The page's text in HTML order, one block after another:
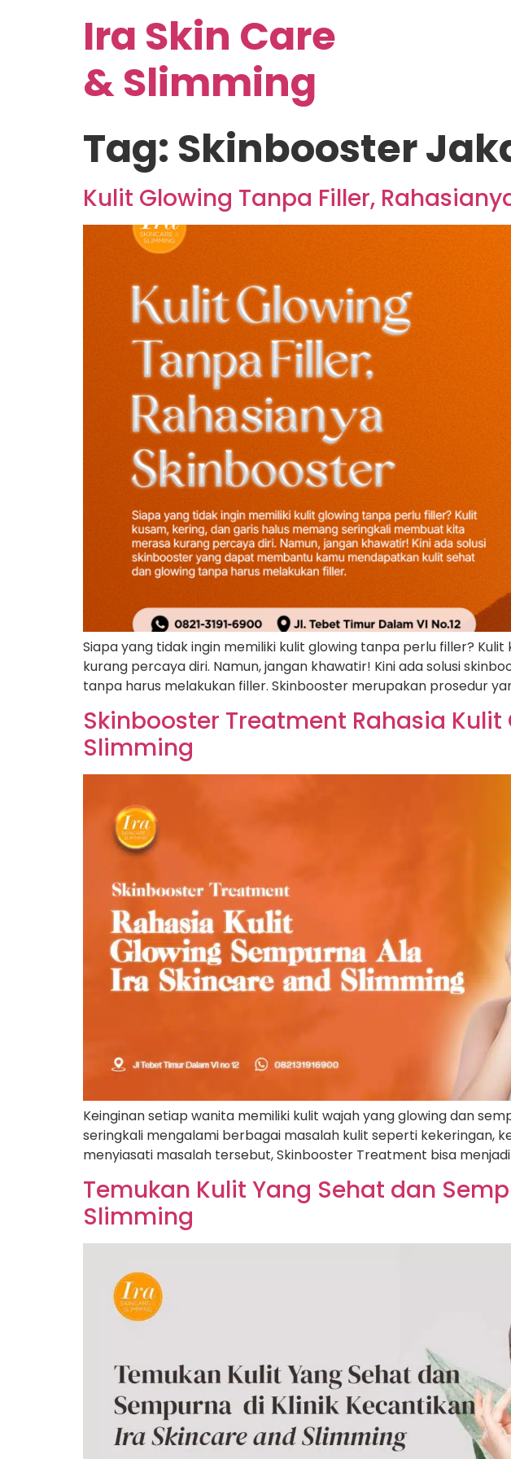
Ira Skin Care
& Slimming
Tag: Skinbooster
Kulit Glowing Tanpa Filler,
Siapa yang tidak ingin memiliki kulit glowing tanpa perlu filler?
kurang percaya diri. Namun, jangan khawatir! Kini ada solusi
tanpa harus melakukan filler. Skinbooster merupakan prosedur
Skinbooster Treatment Rahasia
Slimming
Keinginan setiap wanita memiliki kulit wajah yang glowing dan
seringkali mengalami berbagai masalah kulit seperti kekeringan,
menyiasati masalah tersebut, Skinbooster Treatment bisa
Temukan Kulit Yang Sehat dan
Slimming